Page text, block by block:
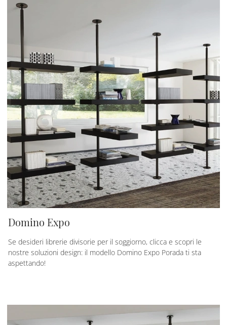
Domino Expo
Se desideri librerie divisorie per il soggiorno, clicca e scopri le
nostre soluzioni design: il modello Domino Expo Porada ti sta
aspettando!